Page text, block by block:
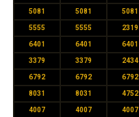
5081 5081 5081
5555 5555 2319
6401 6401 6401
3379 3379 2434
6792 6792 6792
8031 8031 4752
4007 4007 4007